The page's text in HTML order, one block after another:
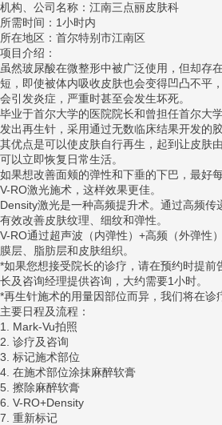
机构、公司名称：江南三点丽皮肤科
所需时间：1小时内
所在地区：首尔特别市江南区
项目介绍：
虽然玻尿酸在微整形中被广泛使用，但却存
短，即使被体内吸收皮肤也会变得凹凸不平
会引发炎症，严重时甚至会发生坏死。
毕业于首尔大学的医院院长和曾担任首尔大
发出再生针，采用通过无数临床结果开发的
其优点是可以使皮肤自行再生，起到让皮肤
可以立即恢复日常生活。
如果想改善面颊的弹性和下垂的下巴，最好
V-RO激光施术，这样效果更佳。
Density激光是一种高频提升术。通过高频传
有效改善皮肤纹理、细纹和弹性。
V-RO通过超声波（内弹性）+高频（外弹性
膜层、脂肪层和皮肤组织。
*如果您想接受院长的诊疗，请在预约时提前
长及咨询经理提供咨询，大约需要1小时。
*再生针施术的用量因部位而异，我们将在诊
主要日程及流程：
1. Mark-Vu拍照
2. 诊疗及咨询
3. 标记施术部位
4. 在施术部位涂抹麻醉软膏
5. 擦除麻醉软膏
6. V-RO+Density
7. 重新标记